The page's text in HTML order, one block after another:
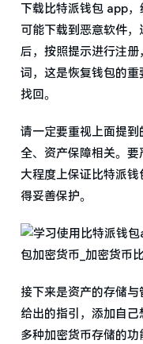
下载比特派钱包 app
可能下载到恶意软件
后，按照提示进行注
词，这是恢复钱包的
找回。
请一定要重视上面提
全、资产保障相关。
大程度上保证比特派
得妥善保护。
接下来是资产的存储
给出的指引，添加自
多种加密货币存储的